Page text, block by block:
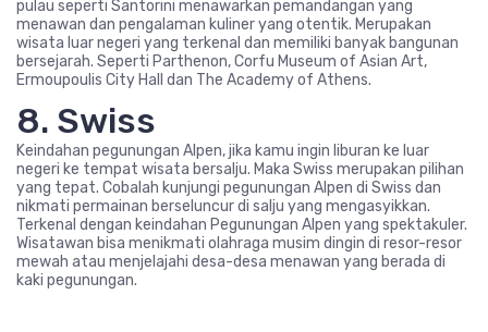
pulau seperti Santorini menawarkan pemandangan yang
menawan dan pengalaman kuliner yang otentik. Merupakan
wisata luar negeri yang terkenal dan memiliki banyak bangunan
bersejarah. Seperti Parthenon, Corfu Museum of Asian Art,
Ermoupoulis City Hall dan The Academy of Athens.
8. Swiss
Keindahan pegunungan Alpen, jika kamu ingin liburan ke luar
negeri ke tempat wisata bersalju. Maka Swiss merupakan pilihan
yang tepat. Cobalah kunjungi pegunungan Alpen di Swiss dan
nikmati permainan berseluncur di salju yang mengasyikkan.
Terkenal dengan keindahan Pegunungan Alpen yang spektakuler.
Wisatawan bisa menikmati olahraga musim dingin di resor-resor
mewah atau menjelajahi desa-desa menawan yang berada di
kaki pegunungan.